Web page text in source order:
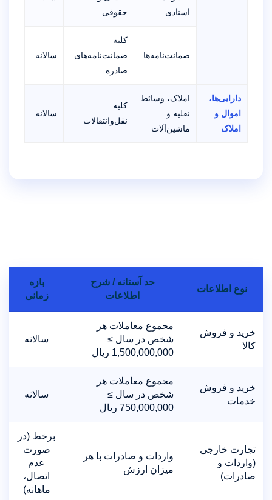
اسنادی
حقوقی
ضمانت‌نامه‌ها
کلیه
ضمانت‌نامه‌های
صادره
سالانه
دارایی‌ها،
اموال و
املاک
املاک، وسائط
نقلیه و
ماشین‌آلات
کلیه
نقل‌وانتقالات
سالانه
نوع اطلاعات
حد آستانه / شرح
اطلاعات
بازه
زمانی
خرید و فروش
کالا
مجموع معاملات هر
شخص در سال ≥
1,500,000,000 ریال
سالانه
خرید و فروش
خدمات
مجموع معاملات هر
شخص در سال ≥
750,000,000 ریال
سالانه
تجارت خارجی
(واردات و
صادرات)
واردات و صادرات با هر
میزان ارزش
برخط (در
صورت
عدم
اتصال،
ماهانه)